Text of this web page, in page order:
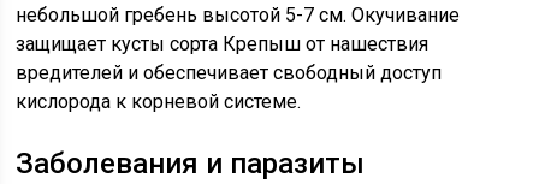
небольшой гребень высотой 5-7 см. Окучивание
защищает кусты сорта Крепыш от нашествия
вредителей и обеспечивает свободный доступ
кислорода к корневой системе.
Заболевания и паразиты